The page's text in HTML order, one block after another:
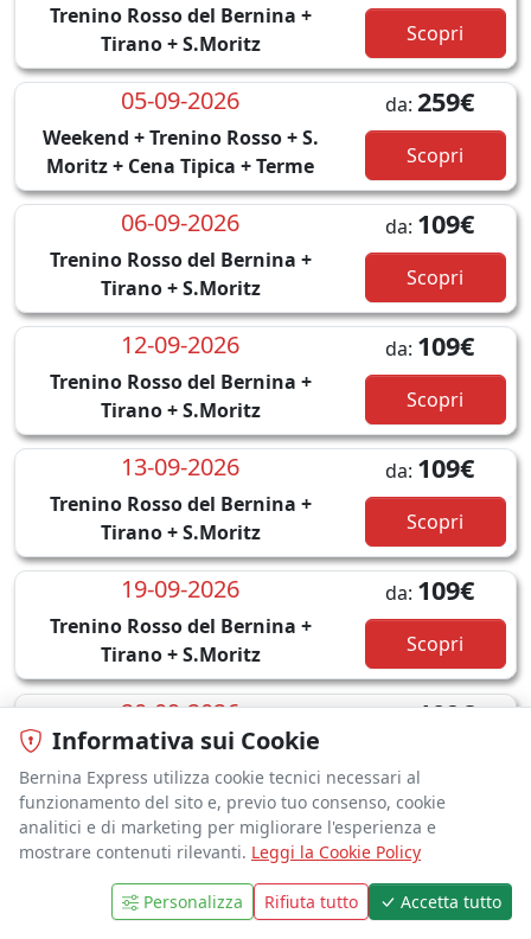
Trenino Rosso del Bernina +
Tirano + S.Moritz
Scopri
05-09-2026
Weekend + Trenino Rosso + S.
Moritz + Cena Tipica + Terme
da: 259€
Scopri
06-09-2026
Trenino Rosso del Bernina +
Tirano + S.Moritz
da: 109€
Scopri
12-09-2026
Trenino Rosso del Bernina +
Tirano + S.Moritz
da: 109€
Scopri
13-09-2026
Trenino Rosso del Bernina +
Tirano + S.Moritz
da: 109€
Scopri
19-09-2026
Trenino Rosso del Bernina +
Tirano + S.Moritz
da: 109€
Scopri
20-09-2026
Trenino Rosso del Bernina +
Tirano + S.Moritz
da:109€
Scopri
26-09-2026
Trenino Rosso del Bernina +
Tirano + S.Moritz
da:109€
Scopri
Informativa sui Cookie
Bernina Express utilizza cookie tecnici necessari al
funzionamento del sito e, previo tuo consenso, cookie
analitici e di marketing per migliorare l'esperienza e
mostrare contenuti rilevanti. Leggi la Cookie Policy
Personalizza Rifiuta tutto Accetta tutto
EMAIL
1